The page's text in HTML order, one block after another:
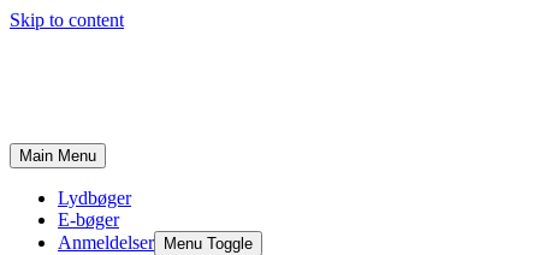
Skip to content
Main Menu
Lydbøger
E-bøger
Anmeldelser
Menu Toggle